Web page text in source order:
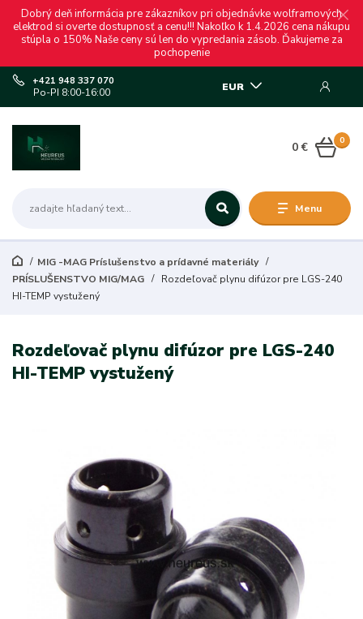
Dobrý deň informácia pre zákazníkov pri objednávke wolframových
elektrod si overte dostupnosť a cenu!!! Nakoľko k 1.4.2026 cena nákupu
stúpla o 150% Naše ceny sú len do vypredania zásob. Ďakujeme za
pochopenie
Menu
EUR
+421 948 337 070
Po-PI 8:00-16:00
0
0 €
MIG -MAG Príslušenstvo a prídavné materiály
PRÍSLUŠENSTVO MIG/MAG
Rozdeľovač plynu difúzor pre LGS-240
HI-TEMP vystužený
Rozdeľovač plynu difúzor pre LGS-240
HI-TEMP vystužený